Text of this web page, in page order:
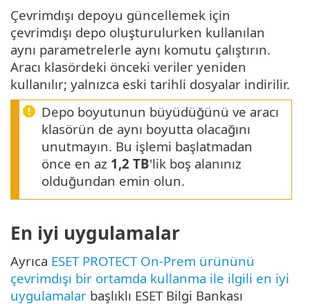
Çevrimdışı depoyu güncellemek için
çevrimdışı depo oluşturulurken kullanılan
aynı parametrelerle aynı komutu çalıştırın.
Aracı klasördeki önceki veriler yeniden
kullanılır; yalnızca eski tarihli dosyalar indirilir.
Depo boyutunun büyüdüğünü ve aracı
klasörün de aynı boyutta olacağını
unutmayın. Bu işlemi başlatmadan
önce en az 1,2 TB'lik boş alanınız
olduğundan emin olun.
En iyi uygulamalar
Ayrıca ESET PROTECT On-Prem ürününü
çevrimdışı bir ortamda kullanma ile ilgili en iyi
uygulamalar başlıklı ESET Bilgi Bankası